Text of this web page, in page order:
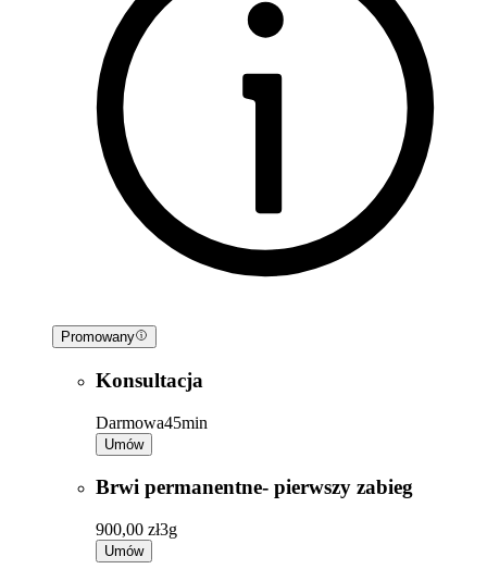
Promowany
Konsultacja
Darmowa45min
Umów
Brwi permanentne- pierwszy zabieg
900,00 zł3g
Umów